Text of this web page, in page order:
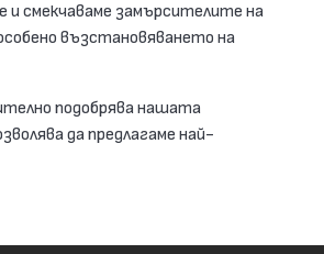
и смекчаваме замърсителите на
възстановяването на
подобрява нашата
да предлагаме най-